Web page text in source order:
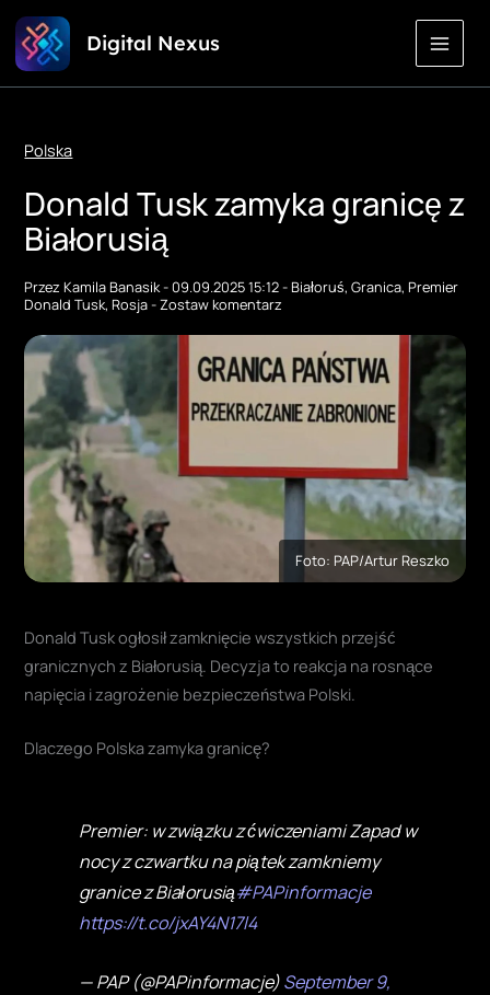
Przejdź
do
treści
Digital Nexus
Polska
Donald Tusk zamyka granicę
z Białorusią
PrzezKamila Banasik-09.09.2025 15:12-Białoruś ,Granica ,Premier
Donald Tusk,Rosja-Zostaw komentarz
Foto: PAP/Artur Reszko
Donald Tusk ogłosił zamknięcie wszystkich przejść
granicznych z Białorusią. Decyzja to reakcja na rosnące
napięcia i zagrożenie bezpieczeństwa Polski.
Dlaczego Polska zamyka granicę?
Premier: w związku z ćwiczeniami Zapad
w nocy z czwartku na piątek zamkniemy
granice z Białorusią#PAPinformacje
https://t.co/jxAY4N17l4
— PAP (@PAPinformacje)September 9,